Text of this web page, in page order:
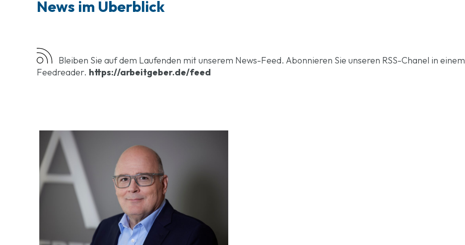
News im Überblick
Bleiben Sie auf dem Laufenden mit unserem News-Feed. Abonnieren Sie unseren RSS-Chanel in einem
Feedreader. https://arbeitgeber.de/feed